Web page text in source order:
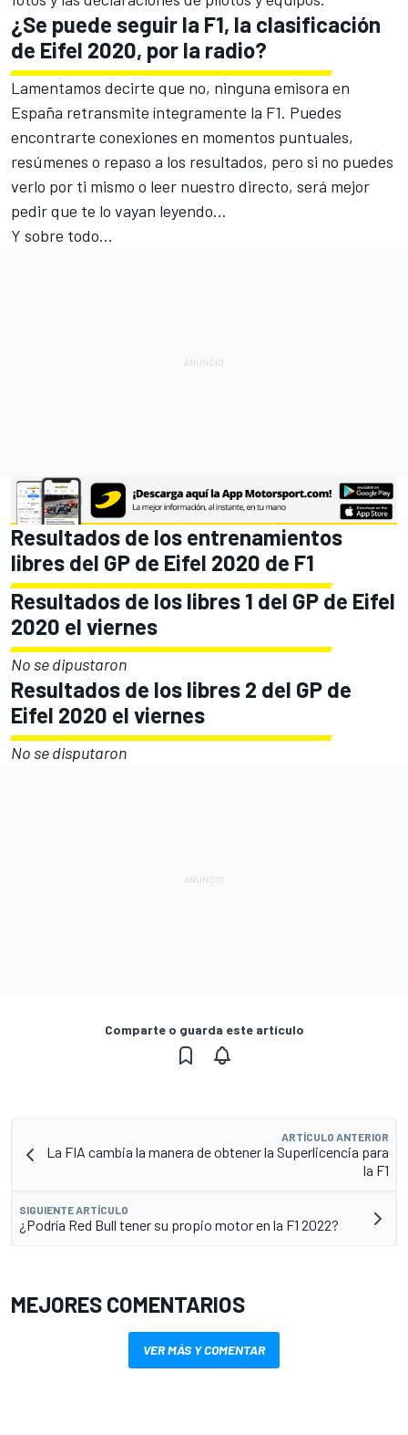
¿Se puede seguir la F1, la clasificación
de Eifel 2020, por la radio?
Lamentamos decirte que no, ninguna emisora en
España retransmite íntegramente la F1. Puedes
encontrarte conexiones en momentos puntuales,
resúmenes o repaso a los resultados, pero si no puedes
verlo por ti mismo o leer nuestro directo, será mejor
pedir que te lo vayan leyendo...
Y sobre todo...
Resultados de los entrenamientos
libres del GP de Eifel 2020 de F1
Resultados de los libres 1 del GP de Eifel
2020 el viernes
No se dipustaron
Resultados de los libres 2 del GP de
Eifel 2020 el viernes
No se disputaron
Comparte o guarda este artículo
ARTÍCULO ANTERIOR
La FIA cambia la manera de obtener la Superlicencia para
la F1
SIGUIENTE ARTÍCULO
¿Podría Red Bull tener su propio motor en la F1 2022?
MEJORES COMENTARIOS
VER MÁS Y COMENTAR